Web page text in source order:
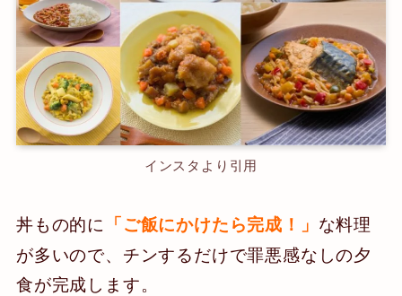
インスタより引用
丼もの的に 「ご飯にかけたら完成！」 な料理
が多いので、チンするだけで罪悪感なしの夕
食が完成します。